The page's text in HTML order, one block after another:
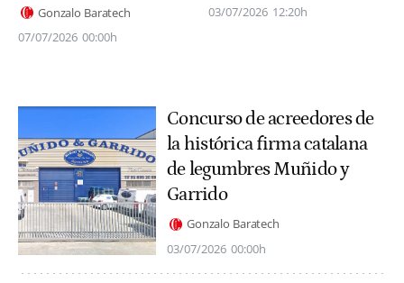
Gonzalo Baratech
07/07/2026 00:00h
03/07/2026 12:20h
Concurso de acreedores de
la histórica firma catalana
de legumbres Muñido y
Garrido
Gonzalo Baratech
03/07/2026 00:00h